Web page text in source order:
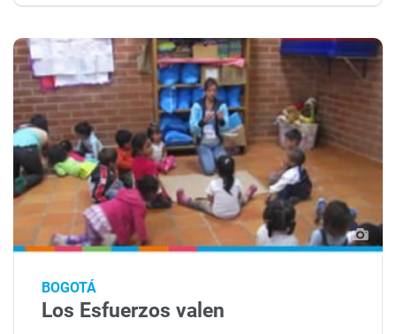
BOGOTÁ
Los Esfuerzos valen